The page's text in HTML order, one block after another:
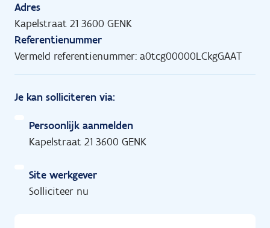
Adres
Kapelstraat 21 3600 GENK
Referentienummer
Vermeld referentienummer: a0tcg00000LCkgGAAT
Je kan solliciteren via:
Persoonlijk aanmelden
Kapelstraat 21 3600 GENK
Site werkgever
Solliciteer nu